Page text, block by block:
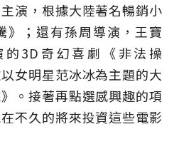
演，根據大陸著名暢銷小
》；還有孫周導演，王寶
3D奇幻喜劇《非法操
女明星范冰冰為主題的大
。接著再點選感興趣的項
不久的將來投資這些電影